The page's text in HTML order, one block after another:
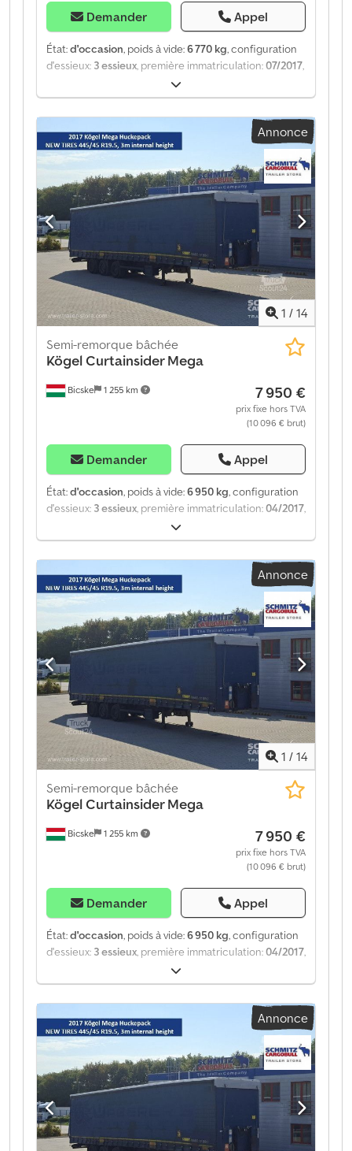
Demander Appel
État:d'occasion, poids à vide:6 770 kg, configuration
d'essieux: 3 essieux , première immatriculation:07/2017
, Année de construction:
d'engrenage:mécanique, Équipement:ABS, Poids à
vide : 6 770 kg, suspension pneumatique, protection
arrière anti-encastrement, système de freinage
électronique (EBS), prises 1x15 et 2x7 pôles, système
antispray. Retrouvez un aperçu de tous les véhicules
disponibles sur notre site web. Besoin d'un
financement ? Nous proposons des solutions de
financement personnalisées, des contrats de service
complet et des services télématiques. Nous serons
heureux de vous conseiller personnellement. Dedjztgy
Uspfx Abmjck
Annonce
1 / 14
Bicske 1 255 km
Semi-remorque bâchée
KögelCurtainsider Mega
7 950 €
prix fixe hors TVA
(10 096 € brut)
Demander Appel
État:d'occasion, poids à vide:6 950 kg, configuration
d'essieux: 3 essieux, première immatriculation:04/2017,
2017
mécanique, Poids à vide : 6 950 kg. Vous trouverez sur
notre site web une présentation de tous les véhicules
disponibles. Vous avez besoin d’un financement ?
Nous proposons des solutions de financement
personnalisées, des contrats d’entretien complets et
des services télématiques. Nous serions ravis de vous
conseiller personnellement. Dedpfx Aboztgzfemeck
Annonce
1 / 14
Bicske 1 255 km
Semi-remorque bâchée
KögelCurtainsider Mega
7 950 €
prix fixe hors TVA
(10 096 € brut)
Demander Appel
État:d'occasion, poids à vide:6 950 kg, configuration
d'essieux: 3 essieux , première immatriculation:04/2017
2017
mécanique, Poids à vide : 6 950 kg. Vous trouverez sur
notre site web une présentation de tous les véhicules
disponibles. Vous avez besoin d’un financement ?
Nous proposons des solutions de financement
personnalisées, des contrats d’entretien complets et
des services télématiques. Nous serions ravis de vous
conseiller personnellement. Dedpfx Ajztgzljbmock
Annonce